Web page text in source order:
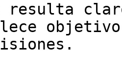
resulta